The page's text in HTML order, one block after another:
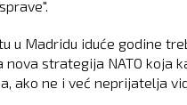
u Madridu iduće godine
nova strategija NATO koja
ako ne i već neprijatelja